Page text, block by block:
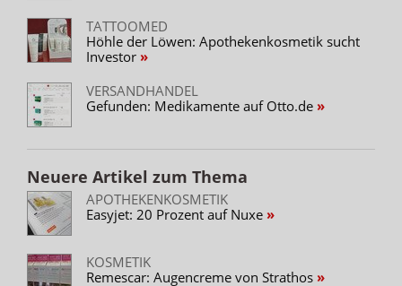
TATTOOMED
Höhle der Löwen: Apothekenkosmetik sucht
Investor
VERSANDHANDEL
Gefunden: Medikamente auf Otto.de
Neuere Artikel zum Thema
APOTHEKENKOSMETIK
Easyjet: 20 Prozent auf Nuxe
KOSMETIK
Remescar: Augencreme von Strathos